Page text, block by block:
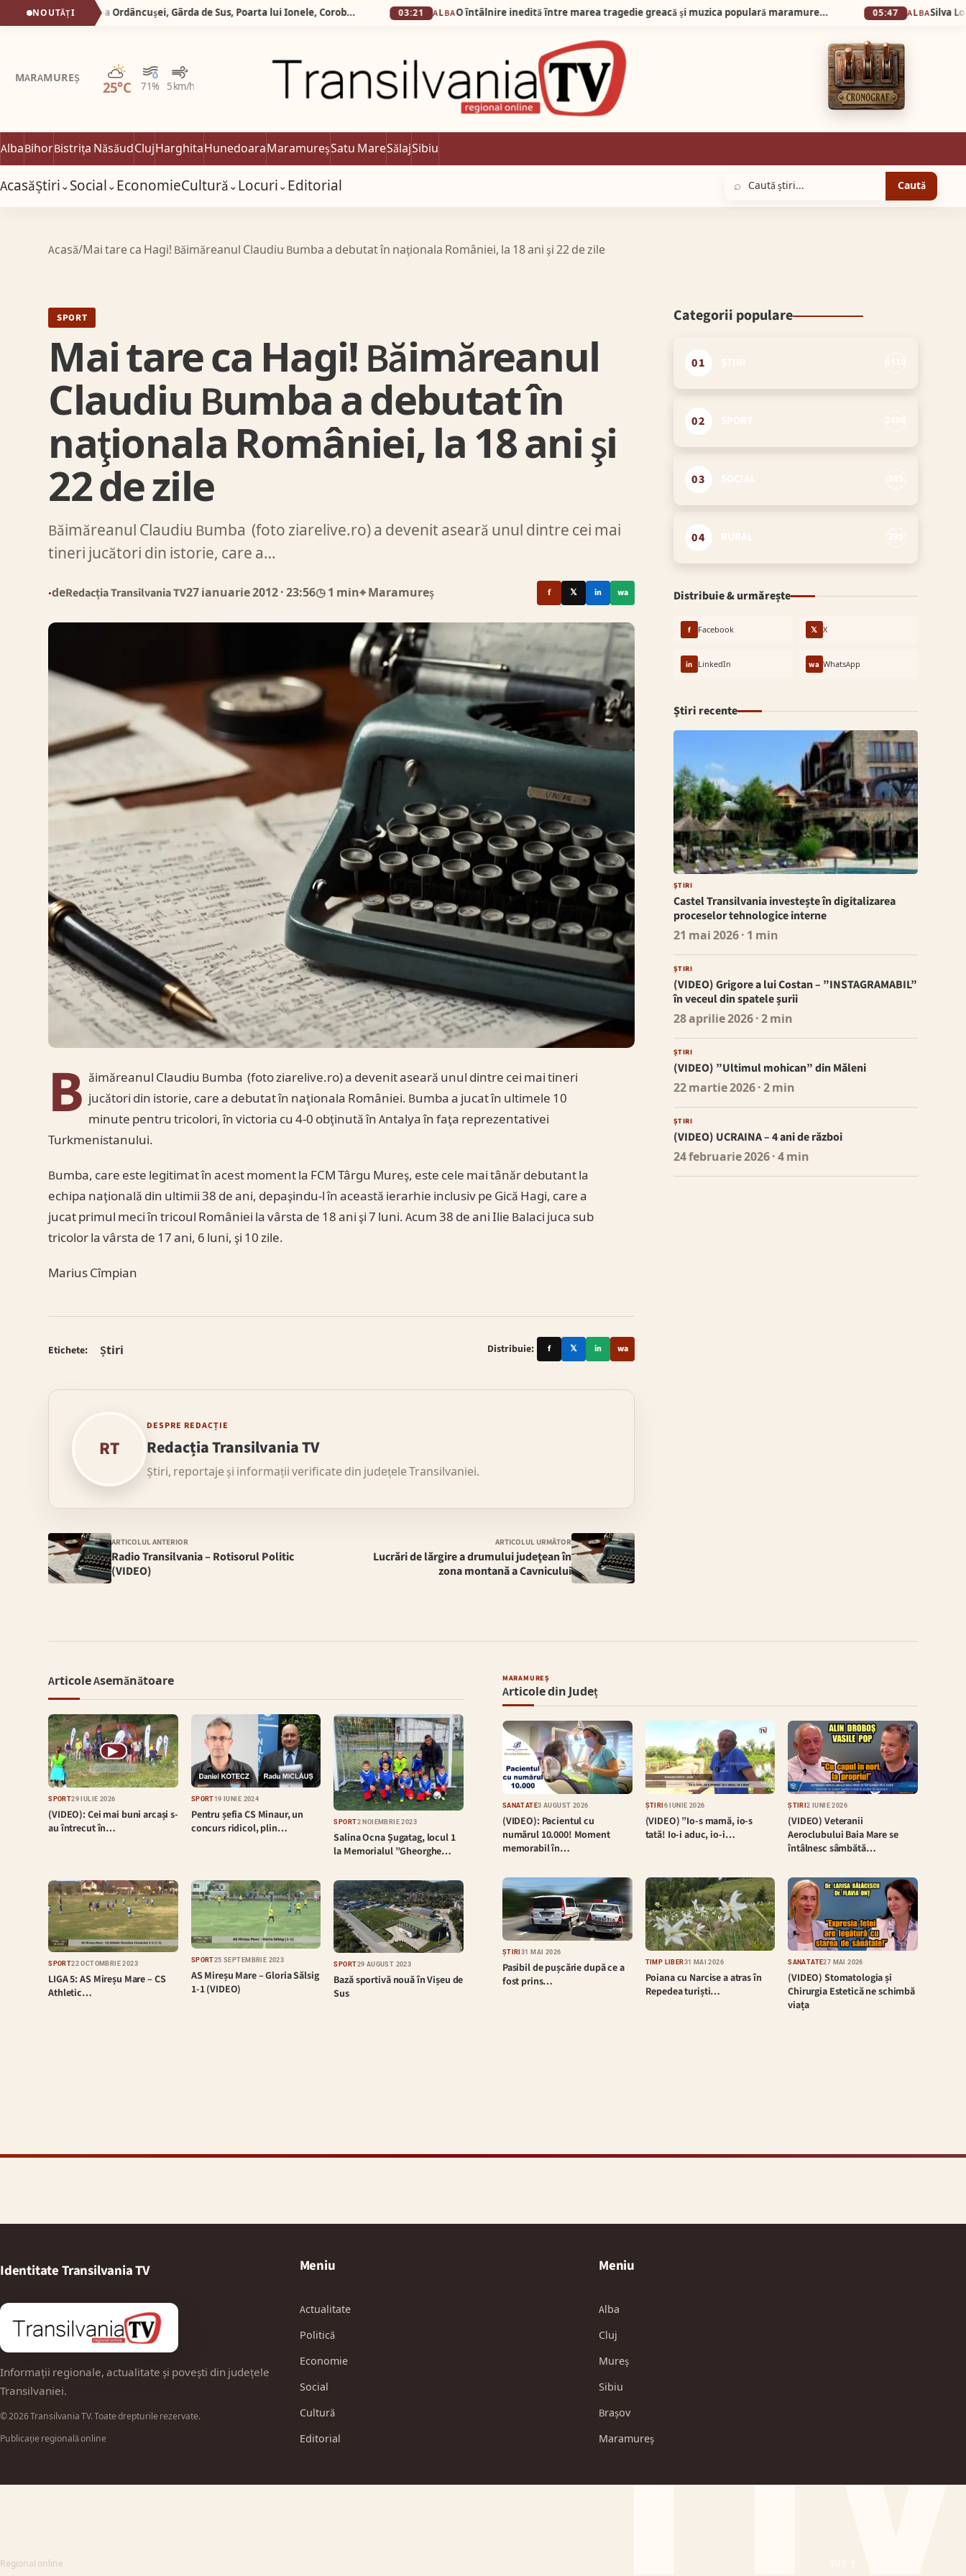
NOUTĂȚI Silva logistic Services. Valea Ordâncușei, Gârda de Sus, Poarta lui Ionele, Corobana lui Gârda, Peșteră Scărișoara. 03:21 ALBA O întâlnire inedită între marea tragedie greacă și muzica populară maramureșeană, interpretată live de Grupul IZA ALBA
MARAMUREȘ
25°C 71% 5 km/h
Parțial noros
AlbaBihorBistrița NăsăudClujHarghitaHunedoaraMaramureșSatu MareSălajSibiu
AcasăȘtiri⌄Social⌄EconomieCultură⌄Locuri⌄Editorial ⌕ Caută
Acasă/Mai tare ca Hagi! Băimăreanul Claudiu Bumba a debutat în naţionala României, la 18 ani şi 22 de zile
SPORT
Mai tare ca Hagi! Băimăreanul
Claudiu Bumba a debutat în
naţionala României, la 18 ani şi
22 de zile
Băimăreanul Claudiu Bumba (foto ziarelive.ro) a devenit aseară unul dintre cei mai
tineri jucători din istorie, care a…
●deRedacția Transilvania TV27 ianuarie 2012· 23:56◷ 1 min⌖ Maramureș f 𝕏 in wa
B ăimăreanul Claudiu Bumba (foto ziarelive.ro) a devenit aseară unul dintre cei mai tineri
jucători din istorie, care a debutat în naţionala României. Bumba a jucat în ultimele 10
minute pentru tricolori, în victoria cu 4-0 obţinută în Antalya în faţa reprezentativei
Turkmenistanului.
Bumba, care este legitimat în acest moment la FCM Târgu Mureş, este cele mai tânăr debutant la
echipa naţională din ultimii 38 de ani, depaşindu-l în această ierarhie inclusiv pe Gică Hagi, care a
jucat primul meci în tricoul României la vârsta de 18 ani şi 7 luni. Acum 38 de ani Ilie Balaci juca sub
tricolor la vârsta de 17 ani, 6 luni, şi 10 zile.
Marius Cîmpian
Etichete: Știri Distribuie: f 𝕏 in wa
RT
DESPRE REDACȚIE
Redacția Transilvania TV
Știri, reportaje și informații verificate din județele Transilvaniei.
ARTICOLUL ANTERIOR
Radio Transilvania – Rotisorul Politic
(VIDEO)
ARTICOLUL URMĂTOR
Lucrări de lărgire a drumului judeţean în
zona montană a Cavnicului
Categorii populare
01
02
03
04
Distribuie & urmărește
f Facebook 𝕏 X
in LinkedIn wa WhatsApp
Știri recente
ȘTIRI
Castel Transilvania investește în digitalizarea
proceselor tehnologice interne
21 mai 2026· 1 min
ȘTIRI
(VIDEO) Grigore a lui Costan – ”INSTAGRAMABIL”
în veceul din spatele șurii
28 aprilie 2026· 2 min
ȘTIRI
(VIDEO) ”Ultimul mohican” din Măleni
22 martie 2026· 2 min
ȘTIRI
(VIDEO) UCRAINA – 4 ani de război
24 februarie 2026· 4 min
Articole Asemănătoare
▶
SPORT29 IULIE 2026
(VIDEO): Cei mai buni arcași s-
au întrecut în…
SPORT19 IUNIE 2024
Pentru șefia CS Minaur, un
concurs ridicol, plin…
SPORT2 NOIEMBRIE 2023
Salina Ocna Șugatag, locul 1
la Memorialul ”Gheorghe…
SPORT22 OCTOMBRIE 2023
LIGA 5: AS Mireșu Mare – CS
Athletic…
SPORT25 SEPTEMBRIE 2023
AS Mireșu Mare – Gloria Sălsig
1-1 (VIDEO)
SPORT29 AUGUST 2023
Bază sportivă nouă în Vișeu de
Sus
MARAMUREȘ
Articole din Județ
SĂNĂTATE3 AUGUST 2026
(VIDEO): Pacientul cu
numărul 10.000! Moment
memorabil în…
ȘTIRI 6 IUNIE 2026
(VIDEO) ”Io-s mamă, io-s
tată! Io-i aduc, io-i…
ȘTIRI2 IUNIE 2026
(VIDEO) Veteranii
Aeroclubului Baia Mare se
întâlnesc sâmbătă…
ȘTIRI 31 MAI 2026
Pasibil de pușcărie după ce a
fost prins…
TIMP LIBER31 MAI 2026
Poiana cu Narcise a atras în
Repedea turiști…
SĂNĂTATE27 MAI 2026
(VIDEO) Stomatologia și
Chirurgia Estetică ne schimbă
viața
TTV
Identitate Transilvania TV
Informații regionale, actualitate și povești din județele
Transilvaniei.
© 2026 Transilvania TV. Toate drepturile rezervate.
Publicație regională online
Meniu
Actualitate
Politică
Economie
Social
Cultură
Editorial
Meniu
Alba
Cluj
Mureș
Sibiu
Brașov
Maramureș
Regional online